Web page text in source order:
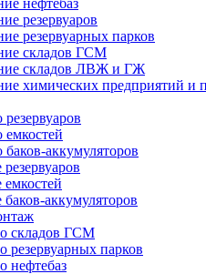
нефтебаз
резервуаров
резервуарных парков
складов ГСМ
складов ЛВЖ и ГЖ
химических предприятий и
емкостей
аккумуляторов
емкостей
аккумуляторов
складов ГСМ
резервуарных парков
нефтебаз